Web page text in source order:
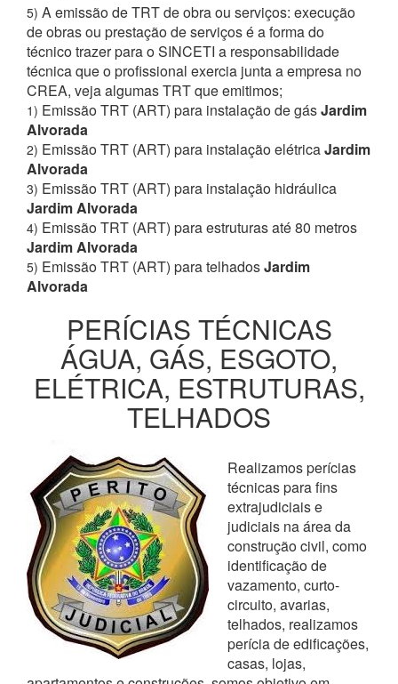
5) A emissão de TRT de obra ou serviços: execução
de obras ou prestação de serviços é a forma do
técnico trazer para o SINCETI a responsabilidade
técnica que o profissional exercia junta a empresa no
CREA, veja algumas TRT que emitimos;
1) Emissão TRT (ART) para instalação de gásJardim
Alvorada
2) Emissão TRT (ART) para instalação elétricaJardim
Alvorada
3) Emissão TRT (ART) para instalação hidráulica
Jardim Alvorada
4) Emissão TRT (ART) para estruturas até 80 metros
Jardim Alvorada
5) Emissão TRT (ART) para telhadosJardim
Alvorada
PERÍCIAS TÉCNICAS
ÁGUA, GÁS, ESGOTO,
ELÉTRICA, ESTRUTURAS,
TELHADOS
Realizamos perícias
técnicas para fins
extrajudiciais e
judiciais na área da
construção civil, como
identificação de
vazamento, curto-
circuito, avarias,
telhados, realizamos
perícia de edificações,
casas, lojas,